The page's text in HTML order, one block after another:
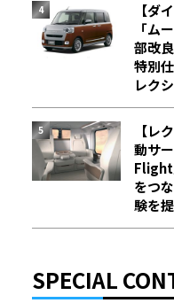
【ダ
「ム
部改
特別
レク
【レ
動サ
をつ
験を
SPECIAL